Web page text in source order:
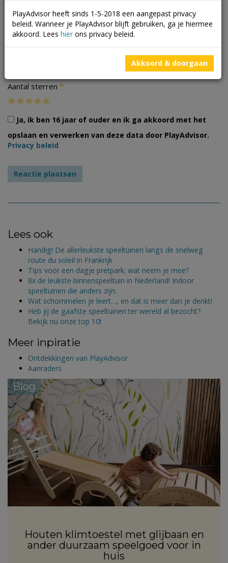
Aantal sterren *
Ja, ik ben 16 jaar of ouder en ik ga akkoord met het
opslaan en verwerken van deze data door PlayAdvisor.
Privacy beleid
Lees ook
Handig! De allerleukste speeltuinen langs de snelweg
route du soleil in Frankrijk
Tips voor een dagje pretpark; wat neem je mee?
8x de leukste binnenspeeltuin in Nederland! Indoor
speeltuinen die anders zijn.
Wat schommelen je leert…, en dat is meer dan je denkt!
Heb jij de gaafste speeltuinen ter wereld al bezocht?
Bekijk nu onze top 10!
Meer inpiratie
Ontdekkingen van PlayAdvisor
Aanraders
Blog
Houten klimtoestel met glijbaan en
ander duurzaam speelgoed voor in
huis
PlayAdvisor heeft sinds 1-5-2018 een aangepast privacy
beleid. Wanneer je PlayAdvisor blijft gebruiken, ga je hiermee
akkoord. Lees hier ons privacy beleid.
Akkoord & doorgaan